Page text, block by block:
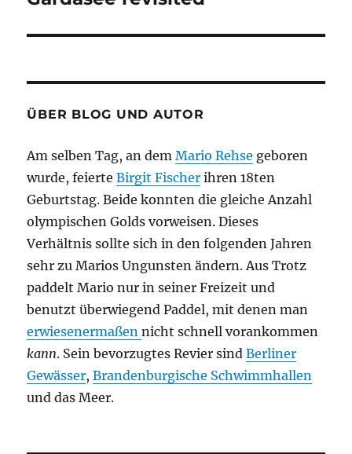
ÜBER BLOG UND AUTOR
Am selben Tag, an demMario Rehse geboren
wurde, feierteBirgit Fischer ihren 18ten
Geburtstag. Beide konnten die gleiche Anzahl
olympischen Golds vorweisen. Dieses
Verhältnis sollte sich in den folgenden Jahren
sehr zu Marios Ungunsten ändern. Aus Trotz
paddelt Mario nur in seiner Freizeit und
benutzt überwiegend Paddel, mit denen man
erwiesenermaßennicht schnell vorankommen
kann. Sein bevorzugtes Revier sindBerliner
Gewässer,Brandenburgische Schwimmhallen
und das Meer.